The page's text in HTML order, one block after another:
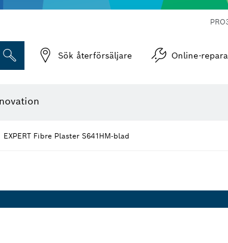
Sök återförsäljare Online-
EXPERT Fibre Plaster S641HM-blad